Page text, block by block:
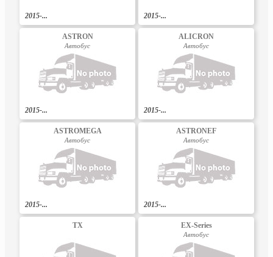
2015-... 2015-...
ASTRON
Автобус
2015-...
ALICRON
Автобус
2015-...
ASTROMEGA
Автобус
2015-...
ASTRONEF
Автобус
2015-...
TX EX-Series
Автобус